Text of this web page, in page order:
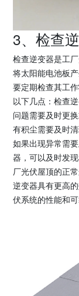
3、检查
检查逆变器是工
将太阳能电池板
要定期检查其工
以下几点：检查
问题需要及时更
有积尘需要及时
如果出现异常需
器，可以及时发
厂光伏屋顶的正
逆变器具有更高
伏系统的性能和可